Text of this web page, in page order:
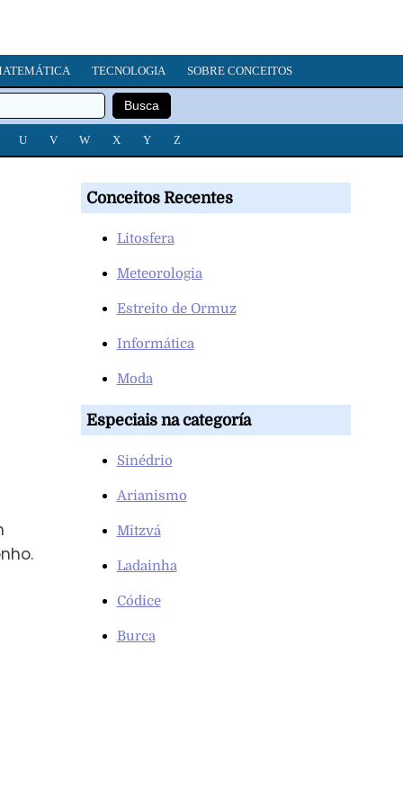
TECNOLOGIA SOBRE CONCEITOS
U V W X Y Z
Conceitos Recentes
Litosfera
Meteorologia
Estreito de Ormuz
Informática
Moda
Especiais na categoría
Sinédrio
Arianismo
Mitzvá
Ladainha
Códice
Burca